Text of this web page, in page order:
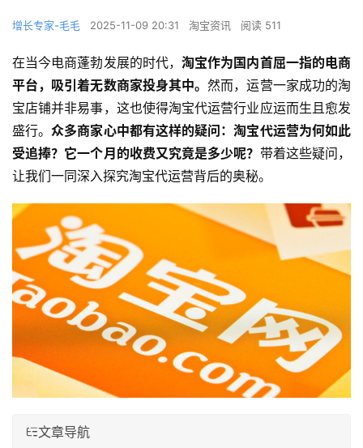
增长专家-毛毛 2025-11-09 20:31 淘宝资讯 阅读 511
在当今电商蓬勃发展的时代，淘宝作为国内首屈一指的电商
平台，吸引着无数商家投身其中。然而，运营一家成功的淘
宝店铺并非易事，这也使得淘宝代运营行业应运而生且愈发
盛行。 众多商家心中都有这样的疑问：淘宝代运营为何如此
受追捧？它一个月的收费又究竟是多少呢？ 带着这些疑问，
让我们一同深入探究淘宝代运营背后的奥秘。
文章导航